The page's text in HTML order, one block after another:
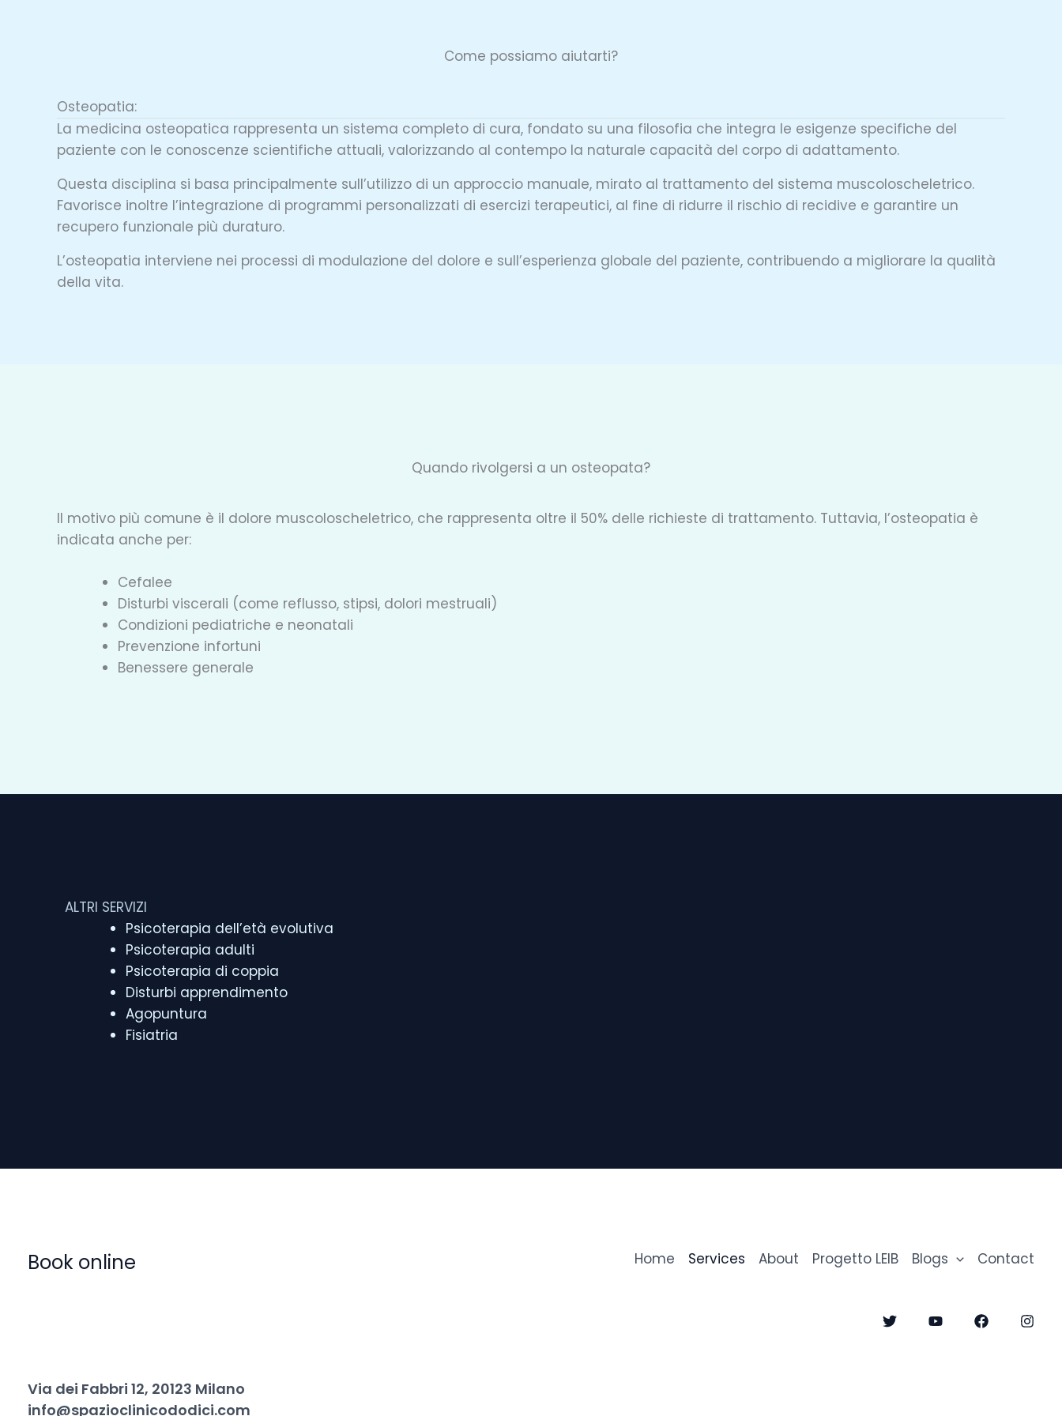
Come possiamo aiutarti?
Osteopatia:
La medicina osteopatica rappresenta un sistema completo di cura, fondato su una filosofia che integra le esigenze specifiche del
paziente con le conoscenze scientifiche attuali, valorizzando al contempo la naturale capacità del corpo di adattamento.
Questa disciplina si basa principalmente sull’utilizzo di un approccio manuale, mirato al trattamento del sistema muscoloscheletrico.
Favorisce inoltre l’integrazione di programmi personalizzati di esercizi terapeutici, al fine di ridurre il rischio di recidive e garantire un
recupero funzionale più duraturo.
L’osteopatia interviene nei processi di modulazione del dolore e sull’esperienza globale del paziente, contribuendo a migliorare la qualità
della vita.
Quando rivolgersi a un osteopata?
Il motivo più comune è il dolore muscoloscheletrico, che rappresenta oltre il 50% delle richieste di trattamento. Tuttavia, l’osteopatia è
indicata anche per:
Cefalee
Disturbi viscerali (come reflusso, stipsi, dolori mestruali)
Condizioni pediatriche e neonatali
Prevenzione infortuni
Benessere generale
ALTRI SERVIZI
Psicoterapia dell’età evolutiva
Psicoterapia adulti
Psicoterapia di coppia
Disturbi apprendimento
Agopuntura
Fisiatria
Book online​
Via dei Fabbri 12, 20123 Milano
info@spazioclinicododici.com
Home Services About Progetto LEIB Blogs Contact